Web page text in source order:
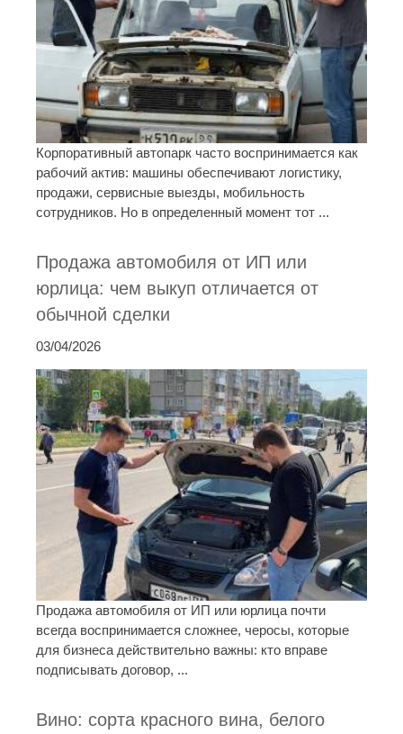
Корпоративный автопарк часто воспринимается как
рабочий актив: машины обеспечивают логистику,
продажи, сервисные выезды, мобильность
сотрудников. Но в определенный момент тот ...
Продажа автомобиля от ИП или
юрлица: чем выкуп отличается от
обычной сделки
03/04/2026
Продажа автомобиля от ИП или юрлица почти
всегда воспринимается сложнее, черосы, которые
для бизнеса действительно важны: кто вправе
подписывать договор, ...
Вино: сорта красного вина, белого